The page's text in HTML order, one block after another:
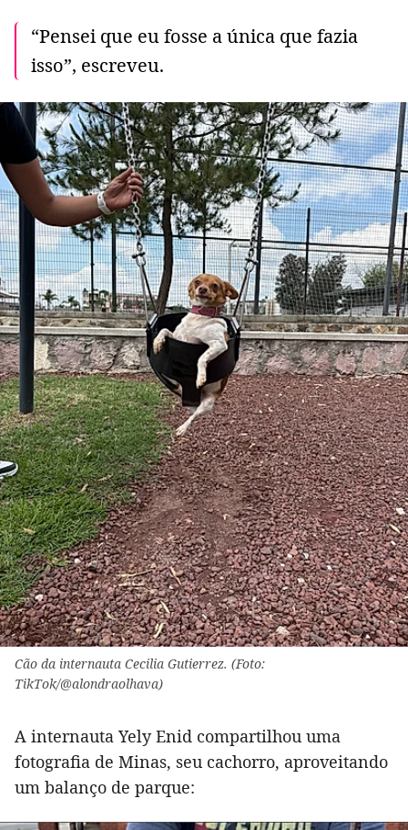
“Pensei que eu fosse a única que fazia
isso”, escreveu.
Cão da internauta Cecilia Gutierrez. (Foto:
TikTok/@alondraolhava)
A internauta Yely Enid compartilhou uma
fotografia de Minas, seu cachorro, aproveitando
um balanço de parque: